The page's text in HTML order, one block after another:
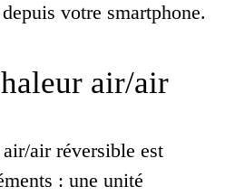
votre smartphone.
air/air
air réversible est
: une unité